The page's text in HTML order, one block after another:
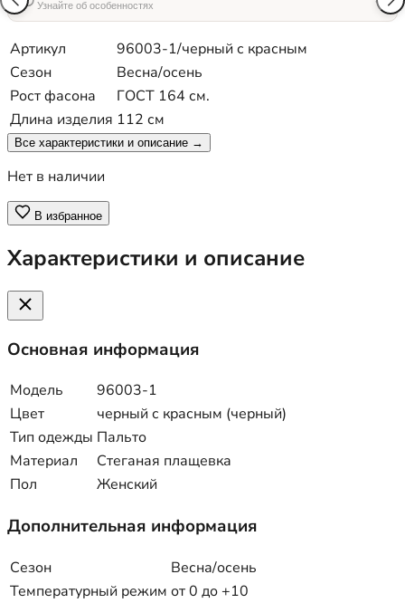
Узнайте об особенностях
Артикул
96003-1/черный с красным
Сезон
Весна/осень
Рост фасона
ГОСТ 164 см.
Длина изделия 112 см
Все характеристики и описание →
Нет в наличии
В избранное
Характеристики и описание
Основная информация
Модель
96003-1
Цвет
черный с красным (черный)
Тип одежды Пальто
Материал
Стеганая плащевка
Пол
Женский
Дополнительная информация
Сезон
Весна/осень
Температурный режим от 0 до +10